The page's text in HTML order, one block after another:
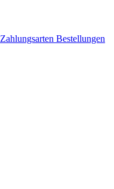
Zahlungsarten Bestellungen